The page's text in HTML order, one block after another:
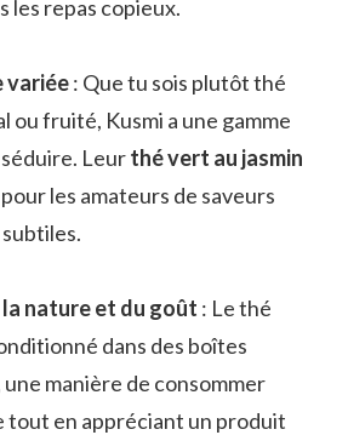
les repas copieux.
variée: Que tu sois plutôt thé
ou fruité, Kusmi a une gamme
Leurthé vert au jasmin
les amateurs de saveurs
nature et du goût : Le thé
dans des boîtes
manière de consommer
tout en appréciant un produit